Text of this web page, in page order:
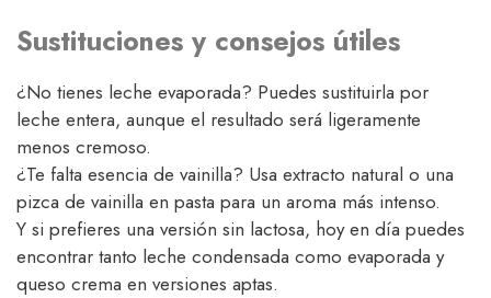
Sustituciones y consejos útiles
¿No tienes leche evaporada? Puedes sustituirla por
leche entera, aunque el resultado será ligeramente
menos cremoso.
¿Te falta esencia de vainilla? Usa extracto natural o una
pizca de vainilla en pasta para un aroma más intenso.
Y si prefieres una versión sin lactosa, hoy en día puedes
encontrar tanto leche condensada como evaporada y
queso crema en versiones aptas.